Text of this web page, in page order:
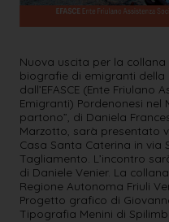
Nuova uscita per la collana
biografie di emigranti della
dall’EFASCE (Ente Friulano
Emigranti) Pordenonesi nel
partono”, di Daniela
Marzotto, sarà presentato
Casa Santa Caterina in via
Tagliamento. L’incontro
di Daniele Venier. La
Regione Autonoma Friuli
Progetto grafico di
Tipografia Menini di